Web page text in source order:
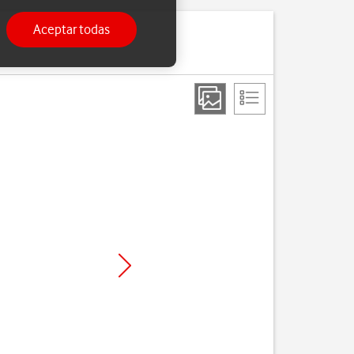
Aceptar todas